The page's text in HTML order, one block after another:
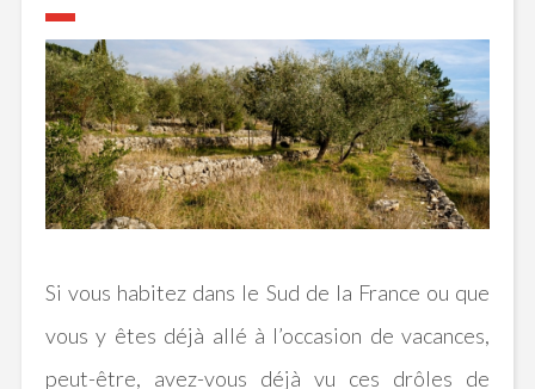
Si vous habitez dans le Sud de la France ou que
vous y êtes déjà allé à l’occasion de vacances,
peut-être, avez-vous déjà vu ces drôles de